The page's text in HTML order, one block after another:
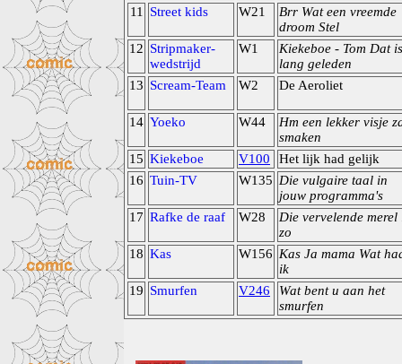
11
Street kids W21
Brr Wat een vreemde
droom Stel
12 Stripmaker-
wedstrijd
W1
Kiekeboe - Tom Dat is
lang geleden
13 Scream-Team W2 De Aeroliet
14 Yoeko W44
Hm een lekker visje
smaken
15 Kiekeboe V100
Het lijk had gelijk
16 Tuin-TV W135 Die vulgaire taal in
jouw programma's
17 Rafke de raaf W28
Die vervelende merel
zo
18 Kas W156 Kas Ja mama Wat
ik
19 Smurfen V246
Wat bent u aan het
smurfen